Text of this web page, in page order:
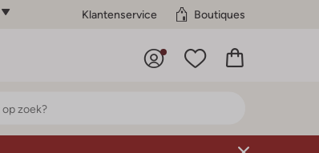
Klantenservice Boutiques